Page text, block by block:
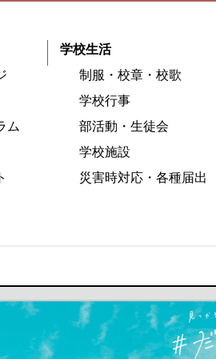
ム
学校生活
制服・校章・校歌
学校行事
部活動・生徒会
学校施設
災害時対応・各種届出
ウが開きます）